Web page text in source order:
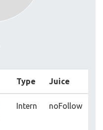
Type Juice
Intern noFollow